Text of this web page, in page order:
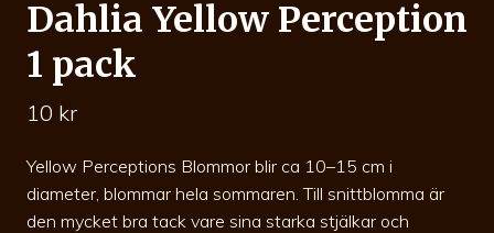
Dahlia Yellow Perception
1 pack
10 kr
Yellow Perceptions Blommor blir ca 10–15 cm i
diameter, blommar hela sommaren. Till snittblomma är
den mycket bra tack vare sina starka stjälkar och